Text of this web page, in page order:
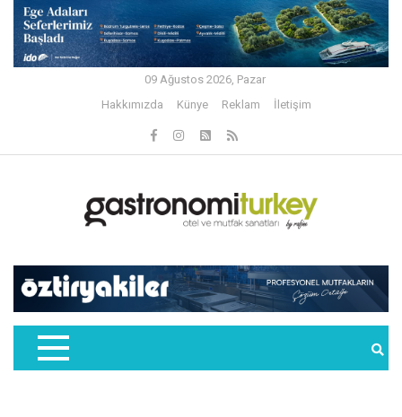
09 Ağustos 2026, Pazar
Hakkımızda
Künye Reklam İletişim